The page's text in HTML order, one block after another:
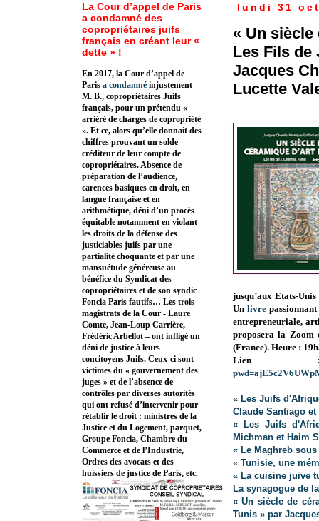
lundi 31
« Un siècle
Les Fils de
Jacques
Lucette
jusqu’aux Etats-
Unlivre
entrepreneuriale,
proposera la Zoom
(France). Heure :
« Les Juifs
Claude Santiago
« Les Juifs
Michman et Haim
« Le Maghreb
« Tunisie, une
« La cuisine juive
La synagogue de
« Un siècle de
Tunis » par
La Cour d’appel de Paris
a condamné des
copropriétaires juifs
français en créant leur «
dette » !
En 2017, la Cour d’appel de
Paris a condamné injustement
M. B., copropriétaires Juifs
français, pour un prétendu «
arriéré de charges de copropriété
». Et ce, alors qu’elle donnait des
chiffres prouvant un solde
créditeur de leur compte de
copropriétaires. Absence de
préparation de l’audience,
carences basiques en droit, en
langue française et en
arithmétique, déni d’un procès
équitable notamment en violant
les droits de la défense des
justiciables juifs par une
partialité choquante et par une
mansuétude généreuse au
bénéfice du Syndicat des
copropriétaires et de son syndic
Foncia Paris fautifs… Les trois
magistrats de la Cour - Laure
Comte, Jean-Loup Carrière,
Frédéric Arbellot – ont infligé un
déni de justice à leurs
concitoyens Juifs. Ceux-ci sont
victimes du « gouvernement des
juges » et de l’absence de
contrôles par diverses autorités
qui ont refusé d’intervenir pour
rétablir le droit : ministres de la
Justice et du Logement, parquet,
Groupe Foncia, Chambre du
Commerce et de l’Industrie,
Ordres des avocats et des
huissiers de justice de Paris, etc.